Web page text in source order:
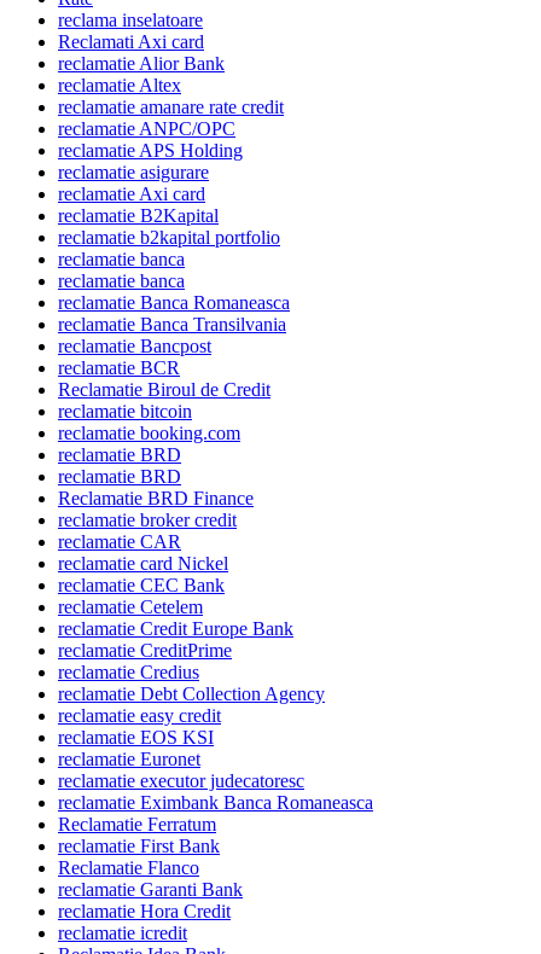
reclama inselatoare
Reclamati Axi card
reclamatie Alior Bank
reclamatie Altex
reclamatie amanare rate credit
reclamatie ANPC/OPC
reclamatie APS Holding
reclamatie asigurare
reclamatie Axi card
reclamatie B2Kapital
reclamatie b2kapital portfolio
reclamatie banca
reclamatie banca
reclamatie Banca Romaneasca
reclamatie Banca Transilvania
reclamatie Bancpost
reclamatie BCR
Reclamatie Biroul de Credit
reclamatie bitcoin
reclamatie booking.com
reclamatie BRD
reclamatie BRD
Reclamatie BRD Finance
reclamatie broker credit
reclamatie CAR
reclamatie card Nickel
reclamatie CEC Bank
reclamatie Cetelem
reclamatie Credit Europe Bank
reclamatie CreditPrime
reclamatie Credius
reclamatie Debt Collection Agency
reclamatie easy credit
reclamatie EOS KSI
reclamatie Euronet
reclamatie executor judecatoresc
reclamatie Eximbank Banca Romaneasca
Reclamatie Ferratum
reclamatie First Bank
Reclamatie Flanco
reclamatie Garanti Bank
reclamatie Hora Credit
reclamatie icredit